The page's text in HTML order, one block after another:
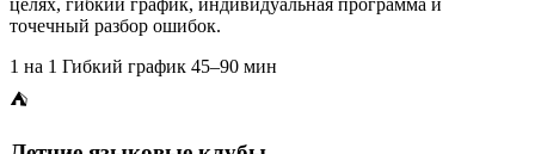
целях, гибкий график, индивидуальная программа и
точечный разбор ошибок.
1 на 1 Гибкий график 45–90 мин
⛺